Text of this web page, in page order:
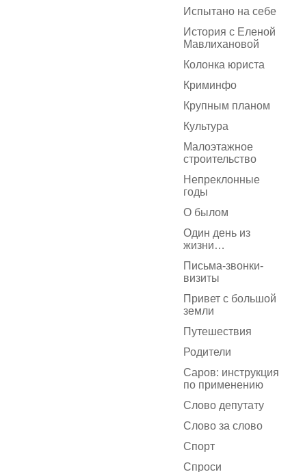
Испытано на себе
История с Еленой
Мавлихановой
Колонка юриста
Криминфо
Крупным планом
Культура
Малоэтажное
строительство
Непреклонные
годы
О былом
Один день из
жизни…
Письма-звонки-
визиты
Привет с большой
земли
Путешествия
Родители
Саров: инструкция
по применению
Слово депутату
Слово за слово
Спорт
Спроси